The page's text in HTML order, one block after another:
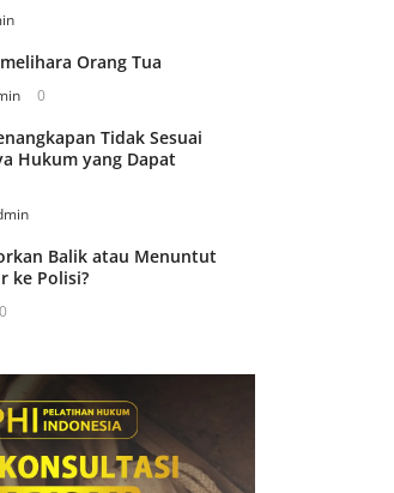
Orang Tua
0
Tidak Sesuai
Hukum yang Dapat
Balik atau Menuntut
ke Polisi?
0